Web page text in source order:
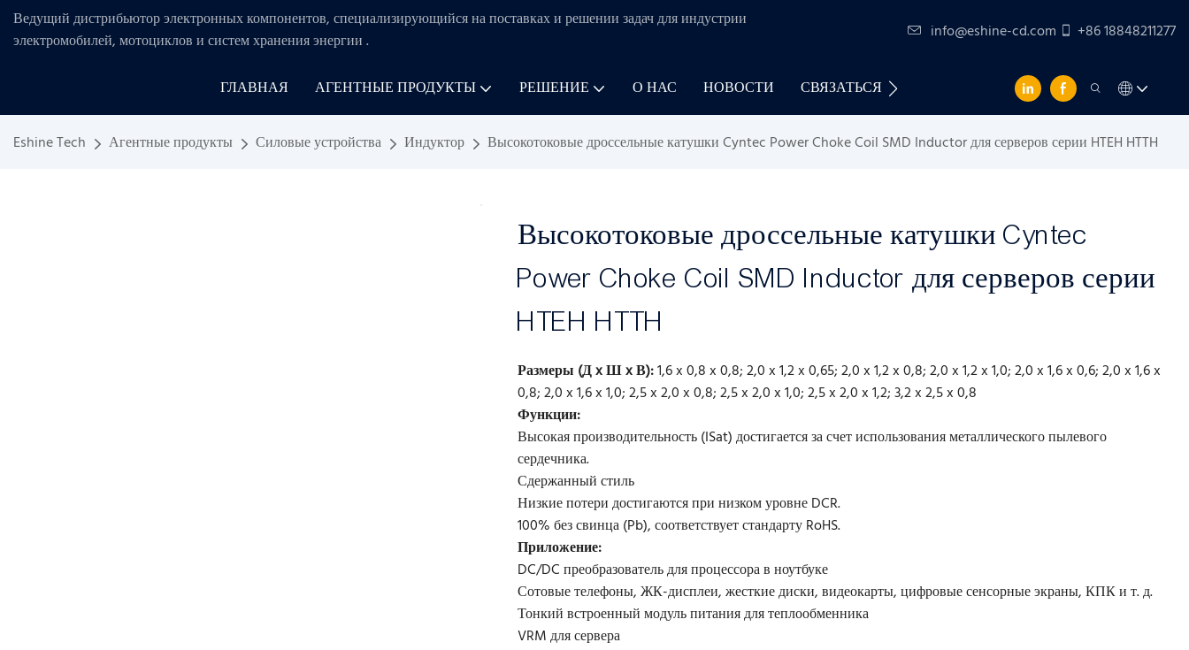
Ведущий дистрибьютор электронных компонентов, специализирующийся на поставках и решении задач дляиндустрии
электромобилей, мотоциклов и систем хранения энергии. info@eshine-cd.com +86 18848211277
ГЛАВНАЯ АГЕНТНЫЕ ПРОДУКТЫ РЕШЕНИЕ О НАС НОВОСТИ СВЯЗАТЬСЯ С НАМИ
Eshine Tech Агентные продукты Силовые устройства Индуктор Высокотоковые дроссельные катушки Cyntec Power Choke Coil SMD Inductor для серверов серии HTEH HTTH
Высокотоковые дроссельные катушки Cyntec
Power Choke Coil SMD Inductor для серверов серии
HTEH HTTH
Размеры (Д x Ш x В):1,6 x 0,8 x 0,8; 2,0 x 1,2 x 0,65; 2,0 x 1,2 x 0,8; 2,0 x 1,2 x 1,0; 2,0 x 1,6 x 0,6; 2,0 x 1,6 x
0,8; 2,0 x 1,6 x 1,0; 2,5 x 2,0 x 0,8; 2,5 x 2,0 x 1,0; 2,5 x 2,0 x 1,2; 3,2 x 2,5 x 0,8
Функции:
Высокая производительность (ISat) достигается за счет использования металлического пылевого
сердечника.
Сдержанный стиль
Низкие потери достигаются при низком уровне DCR.
100% без свинца (Pb), соответствует стандарту RoHS.
Приложение:
DC/DC преобразователь для процессора в ноутбуке
Сотовые телефоны, ЖК-дисплеи, жесткие диски, видеокарты, цифровые сенсорные экраны, КПК и т. д.
Тонкий встроенный модуль питания для теплообменника
VRM для сервера